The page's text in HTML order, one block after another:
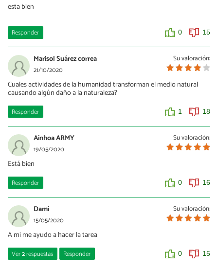
esta bien
Responder 0 15
Su valoración:
Marisol Suárez correa
21/10/2020
Cuales actividades de la humanidad transforman el medio natural
causando algún daño a la naturaleza?
Responder 1 18
Su valoración:
Ainhoa ARMY
19/05/2020
Está bien
Responder 0 16
Su valoración:
Dami
15/05/2020
A mi me ayudo a hacer la tarea
Ver2respuestas Responder 0 15